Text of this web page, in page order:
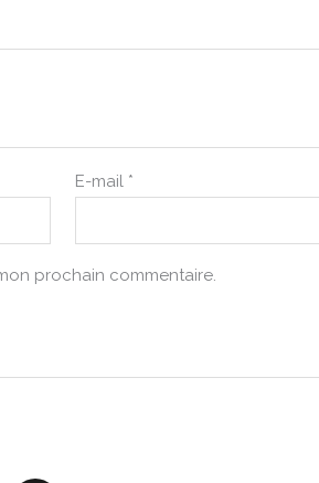
E-mail *
prochain commentaire.